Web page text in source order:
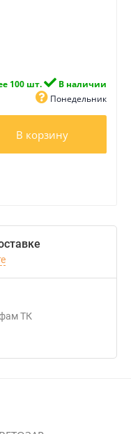
100 шт.
В наличии
Понедельник
В корзину
ТК